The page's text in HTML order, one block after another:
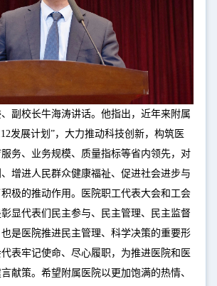
副校长牛海涛讲话。他指出，近年来附属
发展计划”，大力推动科技创新，构筑医
务、业务规模、质量指标等省内领先，对
增进人民群众健康福祉、促进社会进步与
极的推动作用。医院职工代表大会和工会
显代表们民主参与、民主管理、民主监督
是医院推进民主管理、科学决策的重要形
表牢记使命、尽心履职，为推进医院和医
献策。希望附属医院以更加饱满的热情、